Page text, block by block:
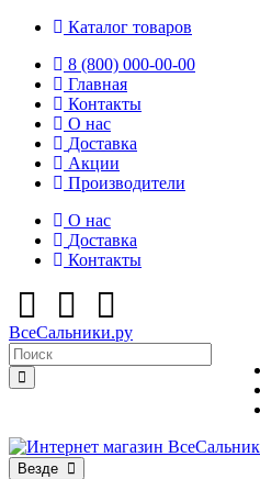
Каталог товаров
8 (800) 000-00-00
Главная
Контакты
О нас
Доставка
Акции
Производители
О нас
Доставка
Контакты
ВсеСальники.ру
Везде